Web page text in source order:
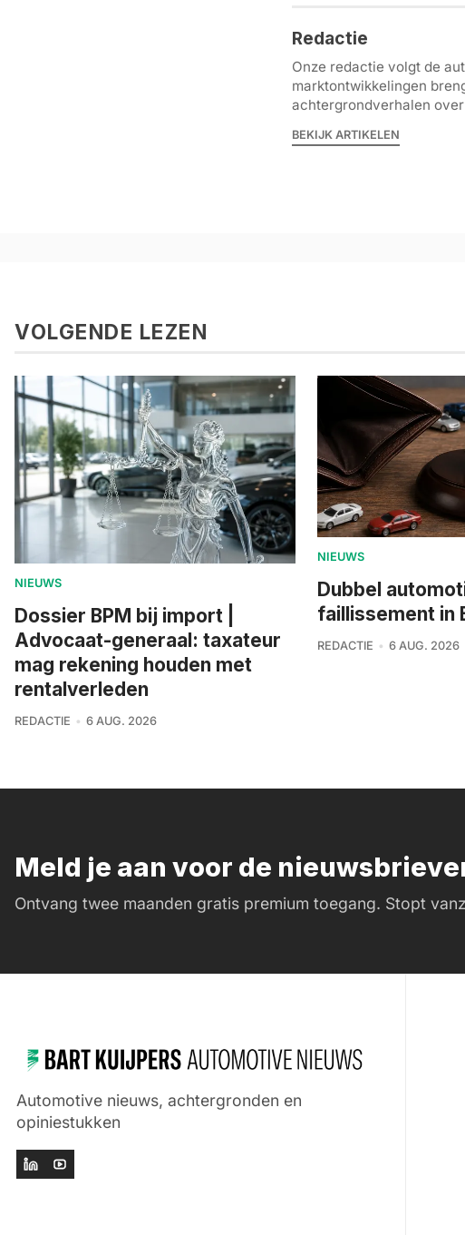
Redactie
Onze redactie volgt de
marktontwikkelingen
achtergrondverhalen
BEKIJK ARTIKELEN
VOLGENDE LEZEN
NIEUWS
Dossier BPM bij import |
Advocaat-generaal: taxateur
mag rekening houden met
rentalverleden
REDACTIE 6 AUG. 2026
NIEUWS
Dubbel
faillissement in
REDACTIE 6 AUG. 2026
Meld je aan voor de
Ontvang twee maanden gratis premium toegang. Stopt
Automotive nieuws, achtergronden en
opiniestukken